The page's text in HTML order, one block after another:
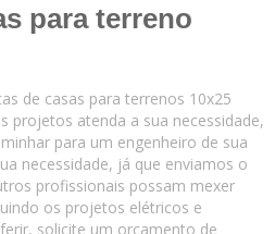
para terreno
de casas para terrenos 10x25
projetos atenda a sua necessidade,
para um engenheiro de sua
necessidade, já que enviamos o
profissionais possam mexer
os projetos elétricos e
solicite um orçamento de